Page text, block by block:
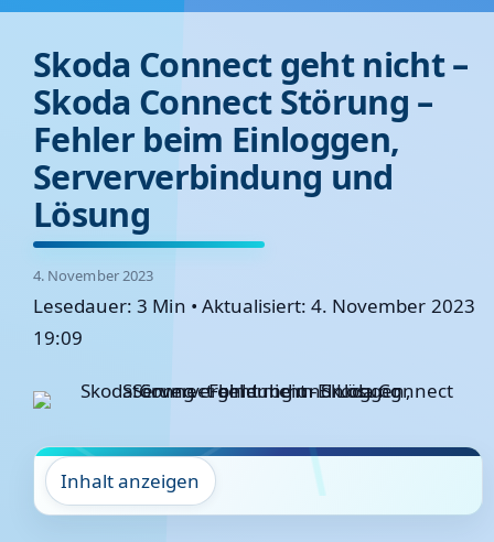
Skoda Connect geht nicht –
Skoda Connect Störung –
Fehler beim Einloggen,
Serververbindung und
Lösung
4. November 2023
Lesedauer: 3 Min • Aktualisiert: 4. November 2023
19:09
Inhalt anzeigen